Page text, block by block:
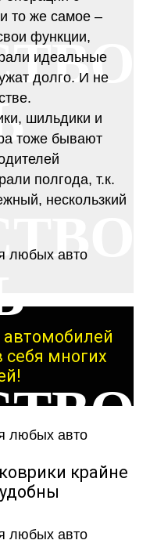
то же самое –
функции,
идеальные
долго. И не
шильдики и
тоже бывают
полгода, т.к.
нескользкий
автомобилей
многих
крайне